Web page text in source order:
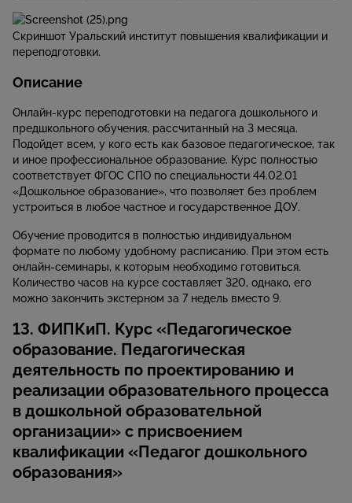
Скриншот Уральский институт повышения квалификации и
переподготовки.
Описание
Онлайн-курс переподготовки на педагога дошкольного и
предшкольного обучения, рассчитанный на 3 месяца.
Подойдет всем, у кого есть как базовое педагогическое, так
и иное профессиональное образование. Курс полностью
соответствует ФГОС СПО по специальности 44.02.01
«Дошкольное образование», что позволяет без проблем
устроиться в любое частное и государственное ДОУ.
Обучение проводится в полностью индивидуальном
формате по любому удобному расписанию. При этом есть
онлайн-семинары, к которым необходимо готовиться.
Количество часов на курсе составляет 320, однако, его
можно закончить экстерном за 7 недель вместо 9.
13. ФИПКиП. Курс «Педагогическое
образование. Педагогическая
деятельность по проектированию и
реализации образовательного процесса
в дошкольной образовательной
организации» с присвоением
квалификации «Педагог дошкольного
образования»